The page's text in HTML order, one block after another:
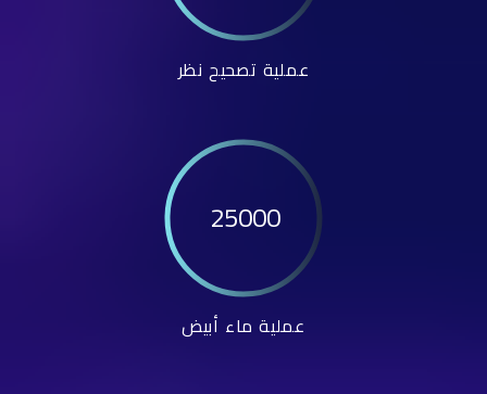
عملية تصحيح نظر
25000
عملية ماء أبيض